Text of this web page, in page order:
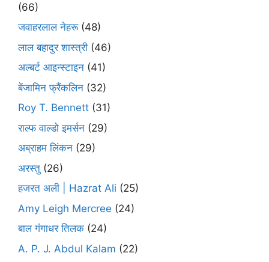
(66)
जवाहरलाल नेहरू(48)
लाल बहादुर शास्त्री (46)
अल्बर्ट आइन्स्टाइन (41)
बेंजामिन फ्रैंकलिन (32)
Roy T. Bennett (31)
राल्फ वाल्डो इमर्सन (29)
अब्राहम लिंकन (29)
अरस्तु (26)
हजरत अली | Hazrat Ali (25)
Amy Leigh Mercree (24)
बाल गंगाधर तिलक (24)
A. P. J. Abdul Kalam (22)